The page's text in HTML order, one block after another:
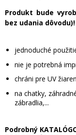
Produkt bude
bez udania dôvodu)!
jednoduché
nie je potrebná
chráni pre UV
na chatky,
zábradlia,...
Podrobný